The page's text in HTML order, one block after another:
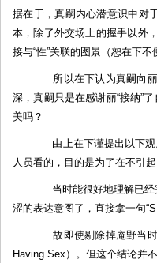
据在于，真嗣内心潜意识中对
本，除了外交场上的握手以外
接与“性”关联的图景（恕在下
所以在下认为真嗣向丽
深，真嗣只是在感谢丽“接纳”
美吗？
由上在下谨提出以下观
人员看的，目的是为了在不引
当时能很好地理解已经
涩的表达意图了，直接拿一句
故即使剔除掉庵野当时
Having Sex）。但这个结论并